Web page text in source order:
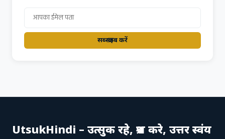
सब्स्क्राइब करें
UtsukHindi – उत्सुक रहे, प्रश्न करे, उत्तर स्वंय